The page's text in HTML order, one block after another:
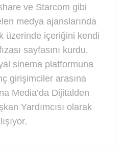
ve Starcom gibi
medya ajanslarında
üzerinde içeriğini kendi
sayfasını kurdu.
sinema platformuna
girişimciler arasına
Media’da Dijitalden
Yardımcısı olarak